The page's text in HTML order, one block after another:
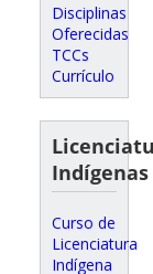
Disciplinas
Oferecidas
TCCs
Currículo
Indígenas
Curso de
Licenciatura
Indígena